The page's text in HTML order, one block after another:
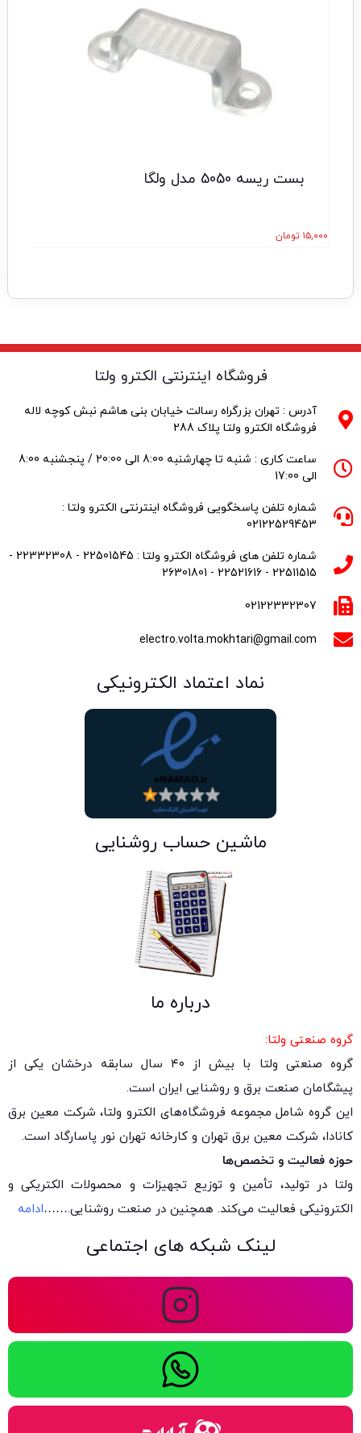
بست ریسه 5050 مدل ولگا
۱۵,۰۰۰ تومان
فروشگاه اینترنتی الکترو ولتا
آدرس : تهران بزرگراه رسالت خیابان بنی هاشم نبش کوچه لاله
فروشگاه الکترو ولتا پلاک 288
ساعت کاری : شنبه تا چهارشنبه 8:00 الی 20:00 / پنجشنبه 8:00
الی 17:00
شماره تلفن پاسخگویی فروشگاه اینترنتی الکترو ولتا :
02122529453
شماره تلفن های فروشگاه الکترو ولتا : 22501545 - 22332308 -
22511515 - 22521616 - 26301801
02122332307
electro.volta.mokhtari@gmail.com
نماد اعتماد الکترونیکی
ماشین حساب روشنایی
درباره ما
گروه صنعتی ولتا:
گروه صنعتی ولتا با بیش از ۴۰ سال سابقه درخشان یکی از
پیشگامان صنعت برق و روشنایی ایران است.
این گروه شامل مجموعه فروشگاه‌های الکترو ولتا، شرکت معین برق
کانادا، شرکت معین برق تهران و کارخانه تهران نور پاسارگاد است.
حوزه فعالیت و تخصص‌ها
ولتا در تولید، تأمین و توزیع تجهیزات و محصولات الکتریکی و
الکترونیکی فعالیت می‌کند. همچنین در صنعت روشنایی.……ادامه
لینک شبکه های اجتماعی